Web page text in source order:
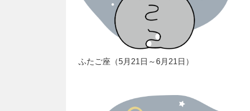
ふたご座（5月21日～6月21日）